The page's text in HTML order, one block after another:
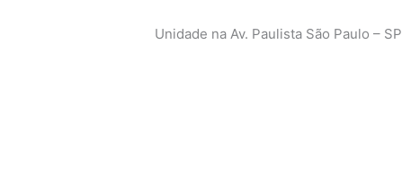
Unidade na Av. Paulista São Paulo – SP